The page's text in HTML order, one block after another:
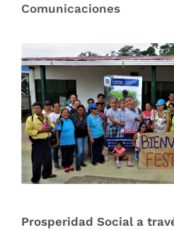
Comunicaciones
Prosperidad Social a